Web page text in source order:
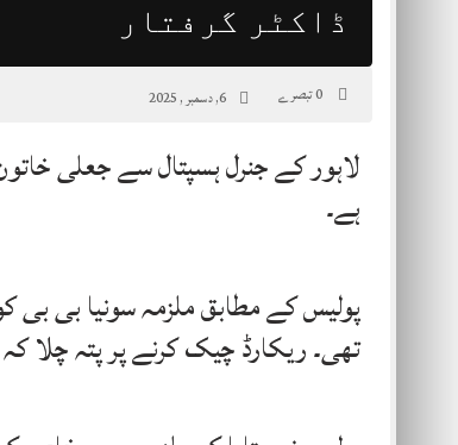
ڈاکٹر گرفتار
6, دسمبر , 2025
لاہور کے جنرل ہسپتال سے جعلی
ہے۔
پولیس کے مطابق ملزمہ سونیا بی
تھی۔ ریکارڈ چیک کرنے پر پتہ چلا